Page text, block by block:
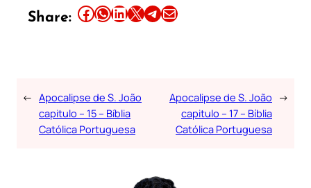
Share: Share this article on Facebook Share this article on WhatsApp Share this article on LinkedIn Share this article on X Share this article on TelegramEmail this Article
← Apocalipse de S. João
capitulo – 15 – Bíblia
Católica Portuguesa
Apocalipse de S. João
capitulo – 17 – Bíblia
Católica Portuguesa
→